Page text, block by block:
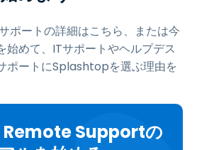
ポートの詳細はこちら、または今
始めて、ITサポートやヘルプデス
ポートにSplashtopを選ぶ理由を
Supportの